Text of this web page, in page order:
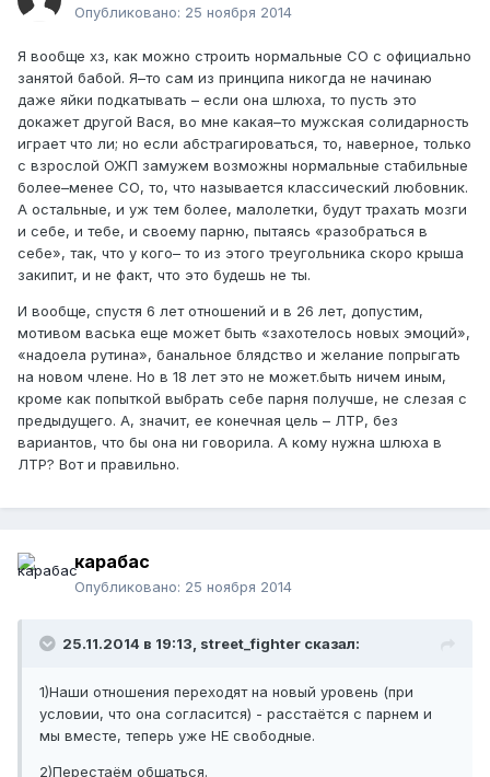
Опубликовано: 25 ноября 2014
Я вообще хз, как можно строить нормальные СО с официально
занятой бабой. Я–то сам из принципа никогда не начинаю
даже яйки подкатывать – если она шлюха, то пусть это
докажет другой Вася, во мне какая–то мужская солидарность
играет что ли; но если абстрагироваться, то, наверное, только
с взрослой ОЖП замужем возможны нормальные стабильные
более–менее СО, то, что называется классический любовник.
А остальные, и уж тем более, малолетки, будут трахать мозги
и себе, и тебе, и своему парню, пытаясь «разобраться в
себе», так, что у кого– то из этого треугольника скоро крыша
закипит, и не факт, что это будешь не ты.
И вообще, спустя 6 лет отношений и в 26 лет, допустим,
мотивом васька еще может быть «захотелось новых эмоций»,
«надоела рутина», банальное блядство и желание попрыгать
на новом члене. Но в 18 лет это не может.быть ничем иным,
кроме как попыткой выбрать себе парня получше, не слезая с
предыдущего. А, значит, ее конечная цель – ЛТР, без
вариантов, что бы она ни говорила. А кому нужна шлюха в
ЛТР? Вот и правильно.
карабас
Опубликовано: 25 ноября 2014
25.11.2014 в 19:13, street_fighter сказал:
1)Наши отношения переходят на новый уровень (при
условии, что она согласится) - расстаётся с парнем и
мы вместе, теперь уже НЕ свободные.
2)Перестаём общаться.